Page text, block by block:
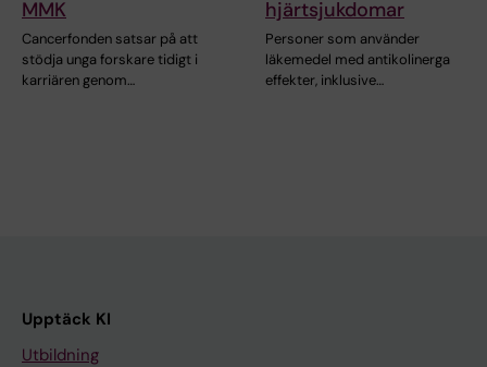
MMK
Cancerfonden satsar på att
stödja unga forskare tidigt i
karriären genom…
hjärtsjukdomar
Personer som använder
läkemedel med antikolinerga
effekter, inklusive…
Upptäck KI
Utbildning